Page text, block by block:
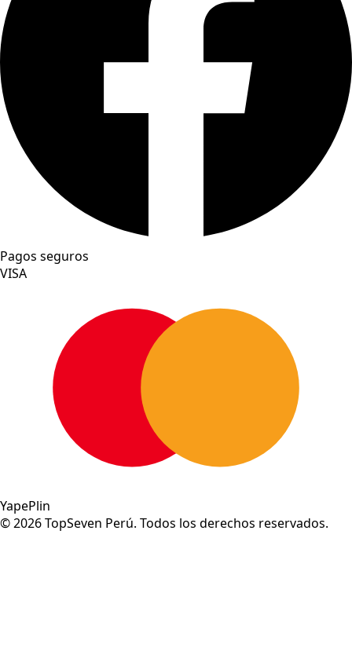
Pagos seguros
VISA
YapePlin
©2026TopSeven Perú. Todos los derechos reservados.